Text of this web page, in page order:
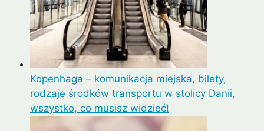
Kopenhaga – komunikacja miejska, bilety,
rodzaje środków transportu w stolicy Danii,
wszystko, co musisz widzieć!